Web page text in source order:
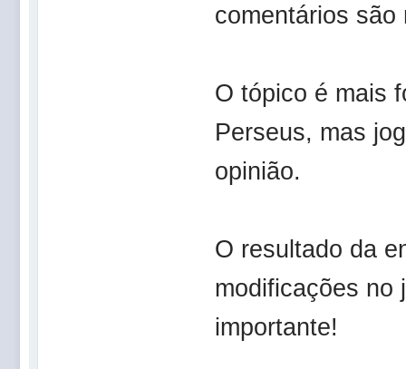
comentários são
O tópico é mais
Perseus, mas
opinião.
O resultado da
modificações no
importante!